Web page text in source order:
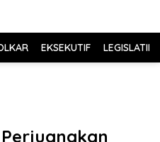
EKSEKUTIF LEGISLATIF
Perjuangkan